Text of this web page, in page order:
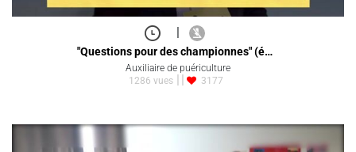
"Questions pour des championnes" (é…
Auxiliaire de puériculture
1286 vues
3177